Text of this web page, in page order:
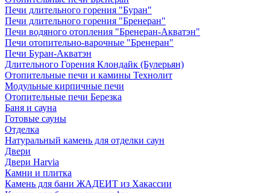
Печи длительного горения "Буран"
Печи длительного горения "Бренеран"
Печи водяного отопления "Бренеран-Акватэн"
Печи отопительно-варочные "Бренеран"
Печи Буран-Акватэн
Длительного Горения Клондайк (Булерьян)
Отопительные печи и камины Технолит
Модульные кирпичные печи
Отопительные печи Березка
Баня и сауна
Готовые сауны
Отделка
Натуральный камень для отделки саун
Двери
Двери Harvia
Камни и плитка
Камень для бани ЖАДЕИТ из Хакассии